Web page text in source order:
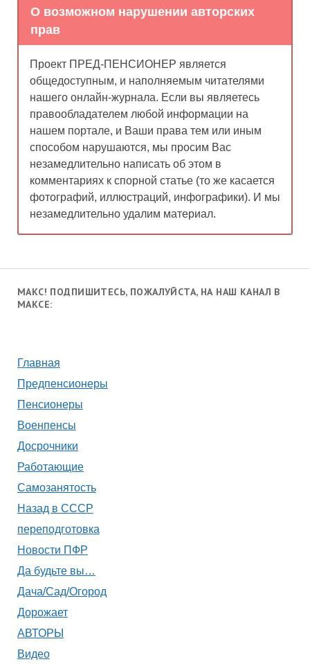
О возможном нарушении авторских
прав
Проект ПРЕД-ПЕНСИОНЕР является
общедоступным, и наполняемым читателями
нашего онлайн-журнала. Если вы являетесь
правообладателем любой информации на
нашем портале, и Ваши права тем или иным
способом нарушаются, мы просим Вас
незамедлительно написать об этом в
комментариях к спорной статье (то же касается
фотографий, иллюстраций, инфографики). И мы
незамедлительно удалим материал.
МАКС! ПОДПИШИТЕСЬ, ПОЖАЛУЙСТА, НА НАШ КАНАЛ В
МАКСЕ:
Главная
Предпенсионеры
Пенсионеры
Военпенсы
Досрочники
Работающие
Самозанятость
Назад в СССР
переподготовка
Новости ПФР
Да будьте вы…
Дача/Сад/Огород
Дорожает
АВТОРЫ
Видео